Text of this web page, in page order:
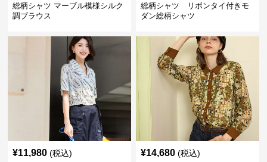
総柄シャツ マーブル模様シルク
調ブラウス
総柄シャツ リボンタイ付きモ
ダン総柄シャツ
¥11,980 (税込) ¥14,680 (税込)